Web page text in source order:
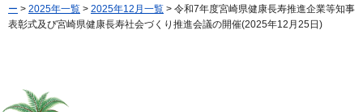
ー > 2025年一覧 > 2025年12月一覧 > 令和7年度宮崎県健康長寿推進企業等知事
表彰式及び宮崎県健康長寿社会づくり推進会議の開催(2025年12月25日)